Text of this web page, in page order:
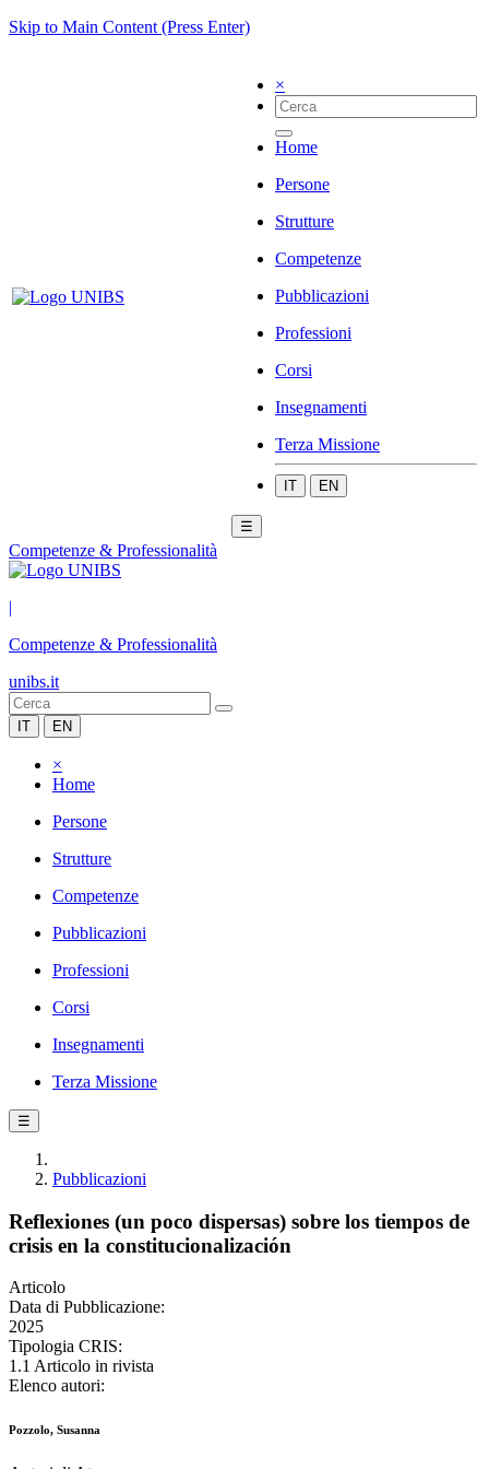
Skip to Main Content (Press Enter)
×
Home
Persone
Strutture
Competenze
Pubblicazioni
Professioni
Corsi
Insegnamenti
Terza Missione
IT EN
☰
Competenze & Professionalità
|
Competenze & Professionalità
unibs.it
IT EN
×
Home
Persone
Strutture
Competenze
Pubblicazioni
Professioni
Corsi
Insegnamenti
Terza Missione
☰
Pubblicazioni
Reflexiones (un poco dispersas) sobre los tiempos de
crisis en la constitucionalización
Articolo
Data di Pubblicazione:
2025
Tipologia CRIS:
1.1 Articolo in rivista
Elenco autori:
Pozzolo, Susanna